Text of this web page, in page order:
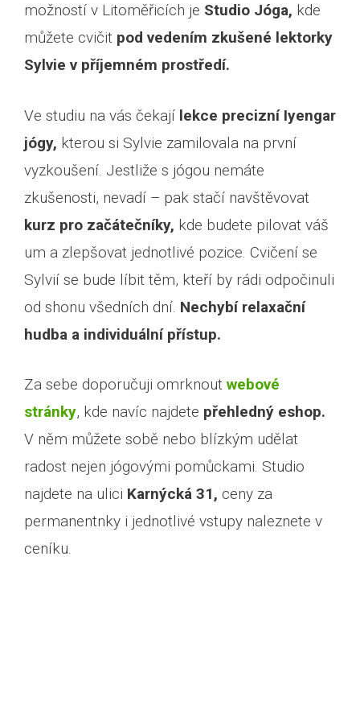
možností v Litoměřicích je Studio Jóga, kde
můžete cvičit pod vedením zkušené lektorky
Sylvie v příjemném prostředí.
Ve studiu na vás čekají lekce precizní Iyengar
jógy, kterou si Sylvie zamilovala na první
vyzkoušení. Jestliže s jógou nemáte
zkušenosti, nevadí – pak stačí navštěvovat
kurz pro začátečníky, kde budete pilovat váš
um a zlepšovat jednotlivé pozice. Cvičení se
Sylvií se bude líbit těm, kteří by rádi odpočinuli
od shonu všedních dní. Nechybí relaxační
hudba a individuální přístup.
Za sebe doporučuji omrknout webové
stránky, kde navíc najdete přehledný eshop.
V něm můžete sobě nebo blízkým udělat
radost nejen jógovými pomůckami. Studio
najdete na ulici Karnýcká 31, ceny za
permanentnky i jednotlivé vstupy naleznete v
ceníku.